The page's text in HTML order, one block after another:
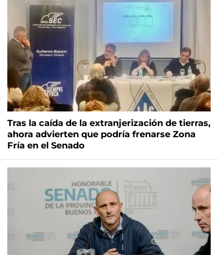
Tras la caída de la extranjerización de tierras,
ahora advierten que podría frenarse Zona
Fría en el Senado